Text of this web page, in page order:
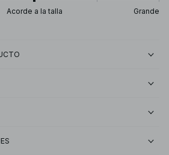
Acorde a la talla Grande